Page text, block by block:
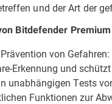
und der Art der
Bitdefender
von
Erkennung und
unabhängigen Tests
Funktionen zur